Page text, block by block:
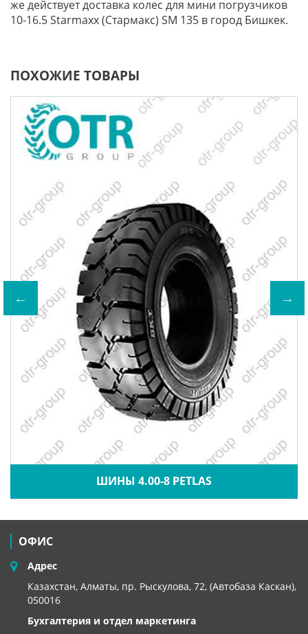
же действует доставка колес для мини погрузчиков
10-16.5 Starmaxx (Стармакс) SM 135 в город Бишкек.
ПОХОЖИЕ ТОВАРЫ
ШИНЫ 4.00-8 PETLAS
ОФИС
Адрес
Казахстан, Алматы, пр. Рыскулова, 72, (Автобаза Каскан),
050016
Бухгалтерия и отдел маркетинга